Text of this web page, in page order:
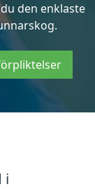
den enklaste
i